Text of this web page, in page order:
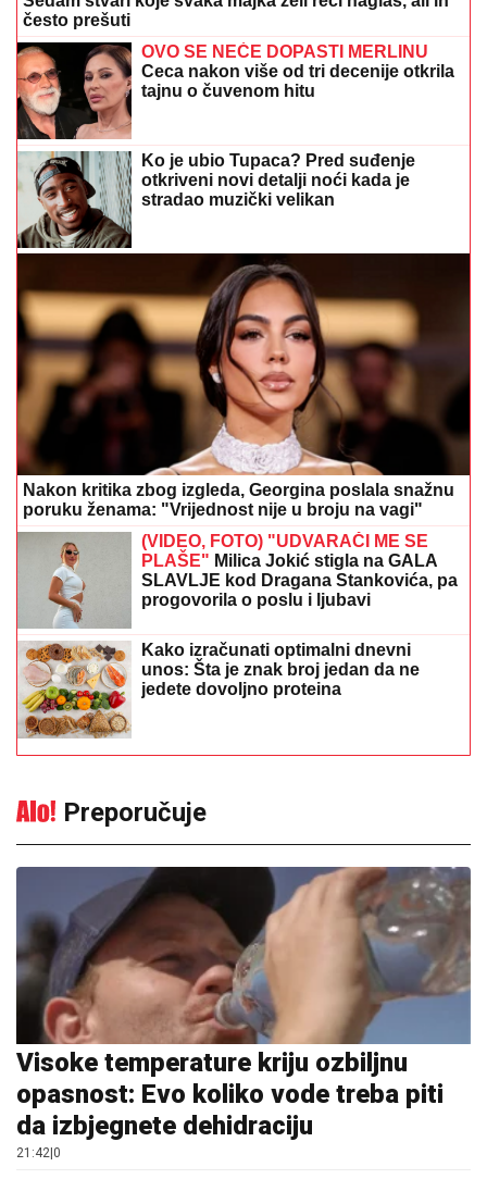
često prešuti
OVO SE NEĆE DOPASTI MERLINU
Ceca nakon više od tri decenije otkrila
tajnu o čuvenom hitu
Ko je ubio Tupaca? Pred suđenje
otkriveni novi detalji noći kada je
stradao muzički velikan
Nakon kritika zbog izgleda, Georgina poslala snažnu
poruku ženama: "Vrijednost nije u broju na vagi"
(VIDEO, FOTO) "UDVARAČI ME SE
PLAŠE" Milica Jokić stigla na GALA
SLAVLJE kod Dragana Stankovića, pa
progovorila o poslu i ljubavi
Kako izračunati optimalni dnevni
unos: Šta je znak broj jedan da ne
jedete dovoljno proteina
Preporučuje
Visoke temperature kriju ozbiljnu
opasnost: Evo koliko vode treba piti
da izbjegnete dehidraciju
21:42|0